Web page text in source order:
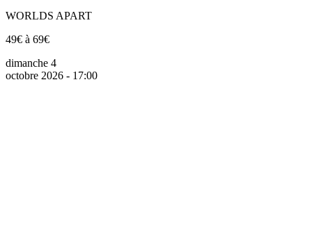
WORLDS APART
49€ à 69€
dimanche 4
octobre 2026 - 17:00